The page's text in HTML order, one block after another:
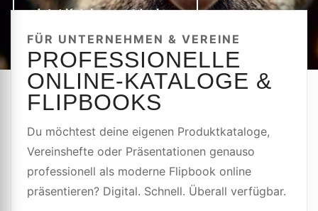
Jetzt Kataloge entdecken
FÜR UNTERNEHMEN & VEREINE
PROFESSIONELLE
ONLINE-KATALOGE &
FLIPBOOKS
Du möchtest deine eigenen Produktkataloge,
Vereinshefte oder Präsentationen genauso
professionell als moderne Flipbook online
präsentieren? Digital. Schnell. Überall verfügbar.